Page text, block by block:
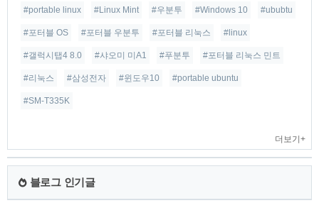
#portable linux #Linux Mint #우분투 #Windows 10 #ububtu
#포터블 OS #포터블 우분투 #포터블 리눅스 #linux
#갤럭시탭4 8.0 #샤오미 미A1 #푸분투 #포터블 리눅스 민트
#리눅스 #삼성전자 #윈도우10 #portable ubuntu
#SM-T335K
더보기+
블로그 인기글